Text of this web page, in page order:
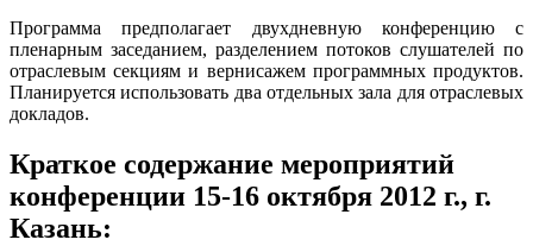
Программа предполагает двухдневную конференцию с
пленарным заседанием, разделением потоков слушателей по
отраслевым секциям и вернисажем программных продуктов.
Планируется использовать два отдельных зала для отраслевых
докладов.
Краткое содержание мероприятий
конференции 15-16 октября 2012 г., г.
Казань: